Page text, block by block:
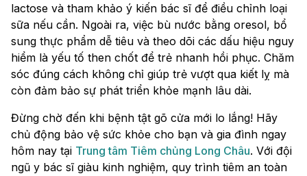
lactose và tham khảo ý kiến bác sĩ để điều chỉnh loại
sữa nếu cần. Ngoài ra, việc bù nước bằng oresol, bổ
sung thực phẩm dễ tiêu và theo dõi các dấu hiệu nguy
hiểm là yếu tố then chốt để trẻ nhanh hồi phục. Chăm
sóc đúng cách không chỉ giúp trẻ vượt qua kiết lỵ mà
còn đảm bảo sự phát triển khỏe mạnh lâu dài.
Đừng chờ đến khi bệnh tật gõ cửa mới lo lắng! Hãy
chủ động bảo vệ sức khỏe cho bạn và gia đình ngay
hôm nay tại Trung tâm Tiêm chủng Long Châu. Với đội
ngũ y bác sĩ giàu kinh nghiệm, quy trình tiêm an toàn